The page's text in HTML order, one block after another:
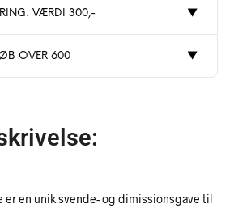
VÆRDI 300,- ▼
OVER 600 ▼
er en unik svende- og dimissionsgave til